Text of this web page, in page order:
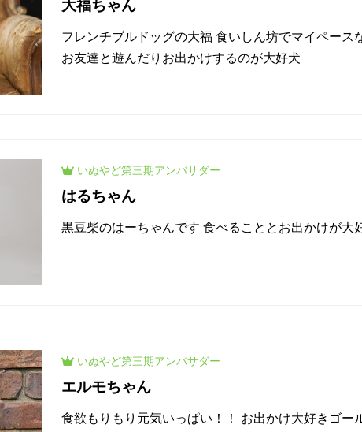
大福ちゃん
フレンチブルドッグの大福 食いしん坊でマイペース
お友達と遊んだりお出かけするのが大好犬
いぬやど第三期アンバサダー
はるちゃん
黒豆柴のはーちゃんです 食べることとお出かけが大
いぬやど第三期アンバサダー
エルモちゃん
食欲もりもり元気いっぱい！！ お出かけ大好きゴー